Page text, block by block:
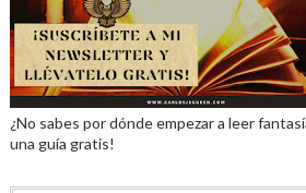
¿No sabes por dónde empezar a leer
una guía gratis!